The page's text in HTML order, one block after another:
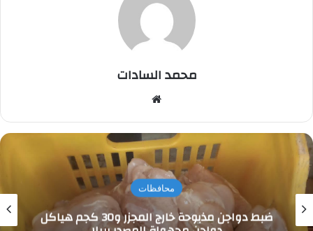
محمد السادات
محافظات
ضبط دواجن مذبوحة خارج المجزر و30 كجم هياكل